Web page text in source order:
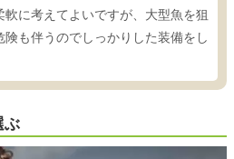
に考えてよいですが、大型魚を狙
も伴うのでしっかりした装備をし
ぶ